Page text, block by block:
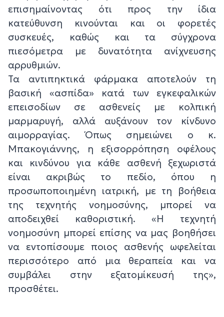
επισημαίνοντας ότι προς την ίδια
κατεύθυνση κινούνται και οι φορετές
συσκευές, καθώς και τα σύγχρονα
πιεσόμετρα με δυνατότητα ανίχνευσης
αρρυθμιών.
Τα αντιπηκτικά φάρμακα αποτελούν τη
βασική «ασπίδα» κατά των εγκεφαλικών
επεισοδίων σε ασθενείς με κολπική
μαρμαρυγή, αλλά αυξάνουν τον κίνδυνο
αιμορραγίας. Όπως σημειώνει ο κ.
Μπακογιάννης, η εξισορρόπηση οφέλους
και κινδύνου για κάθε ασθενή ξεχωριστά
είναι ακριβώς το πεδίο, όπου η
προσωποποιημένη ιατρική, με τη βοήθεια
της τεχνητής νοημοσύνης, μπορεί να
αποδειχθεί καθοριστική. «Η τεχνητή
νοημοσύνη μπορεί επίσης να μας βοηθήσει
να εντοπίσουμε ποιος ασθενής ωφελείται
περισσότερο από μια θεραπεία και να
συμβάλει στην εξατομίκευσή της»,
προσθέτει.